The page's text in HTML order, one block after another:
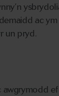
ac
un pryd.
awgrymodd